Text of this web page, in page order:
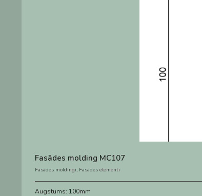
Fasādes molding MC107
Fasādes moldingi, Fasādes elementi
Augstums: 100mm